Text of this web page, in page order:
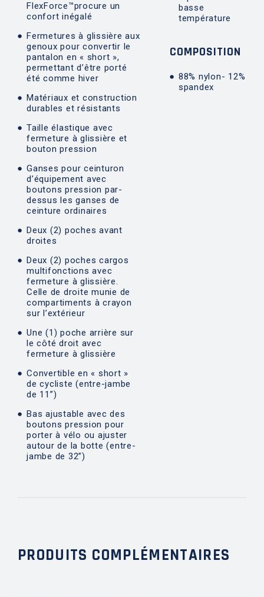
FlexForce™procure un
confort inégalé
Fermetures à glissière aux
genoux pour convertir le
pantalon en « short »,
permettant d’être porté
été comme hiver
Matériaux et construction
durables et résistants
Taille élastique avec
fermeture à glissière et
bouton pression
Ganses pour ceinturon
d’équipement avec
boutons pression par-
dessus les ganses de
ceinture ordinaires
Deux (2) poches avant
droites
Deux (2) poches cargos
multifonctions avec
fermeture à glissière.
Celle de droite munie de
compartiments à crayon
sur l’extérieur
Une (1) poche arrière sur
le côté droit avec
fermeture à glissière
Convertible en « short »
de cycliste (entre-jambe
de 11”)
Bas ajustable avec des
boutons pression pour
porter à vélo ou ajuster
autour de la botte (entre-
jambe de 32”)
basse
température
COMPOSITION
88% nylon- 12%
spandex
PRODUITS COMPLÉMENTAIRES